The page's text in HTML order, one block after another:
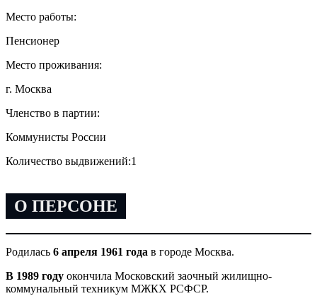
Место работы:
Пенсионер
Место проживания:
г. Москва
Членство в партии:
Коммунисты России
Количество выдвижений:1
О ПЕРСОНЕ
Родилась 6 апреля 1961 года в городе Москва.
В 1989 году окончила Московский заочный жилищно-
коммунальный техникум МЖКХ РСФСР.